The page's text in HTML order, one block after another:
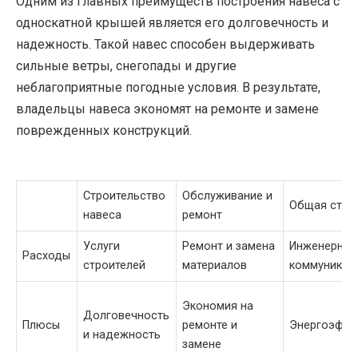
односкатной крышей является его долговечность и
надежность. Такой навес способен выдерживать
сильные ветры, снегопады и другие
неблагоприятные погодные условия. В результате,
владельцы навеса экономят на ремонте и замене
поврежденных конструкций.
Строительство
навеса
Обслуживание и
ремонт
Общая
Расходы
Услуги
строителей
Ремонт и замена
материалов
Инженерные
Плюсы
Долговечность
и надежность
Экономия на
ремонте и
замене